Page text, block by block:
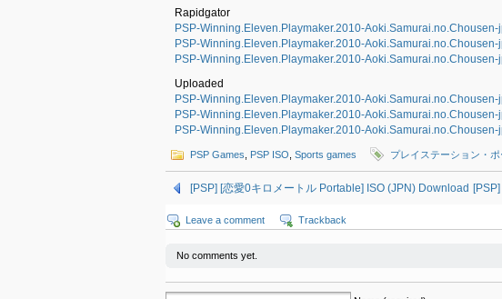
Rapidgator
PSP-Winning.Eleven.Playmaker.2010-Aoki.Samurai.no.Chousen-
PSP-Winning.Eleven.Playmaker.2010-Aoki.Samurai.no.Chousen-
PSP-Winning.Eleven.Playmaker.2010-Aoki.Samurai.no.Chousen-
Uploaded
PSP-Winning.Eleven.Playmaker.2010-Aoki.Samurai.no.Chousen-
PSP-Winning.Eleven.Playmaker.2010-Aoki.Samurai.no.Chousen-
PSP-Winning.Eleven.Playmaker.2010-Aoki.Samurai.no.Chousen-
PSP Games PSP ISO Sports games プレイステーション・
[PSP] [恋愛0キロメートル Portable] ISO (JPN) Download
Leave a comment Trackback
No comments yet.